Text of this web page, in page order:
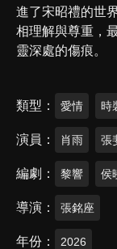
進了宋昭禮的世
相理解與尊重，
靈深處的傷痕。
類型 愛情 時
演員 肖雨 張
編劇 黎響 侯
導演 張銘座
年份 2026